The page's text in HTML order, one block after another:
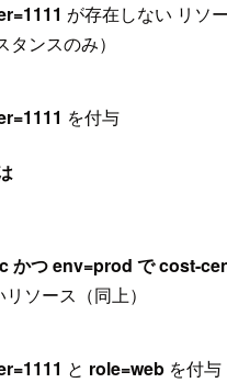
が存在しない リソ
タンスのみ）
を付与
かつ env=prod で cost-
ソース（同上）
と role=webを付与